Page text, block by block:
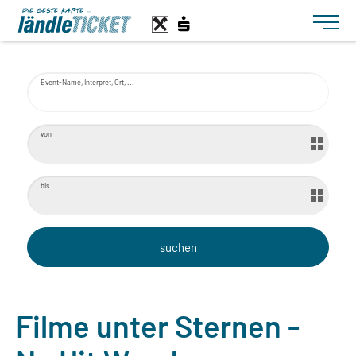
Toggle
Event-Name, Interpret, Ort, ...
von
bis
Filme unter Sternen -